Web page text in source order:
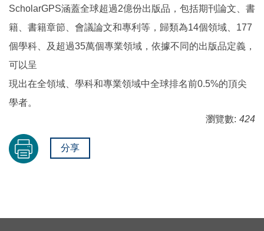
ScholarGPS涵蓋全球超過2億份出版品，包括期刊論文、書
籍、書籍章節、會議論文和專利等，歸類為14個領域、177
個學科、及超過35萬個專業領域，依據不同的出版品定義，
可以呈
現出在全領域、學科和專業領域中全球排名前0.5%的頂尖
學者。
瀏覽數: 424
分享